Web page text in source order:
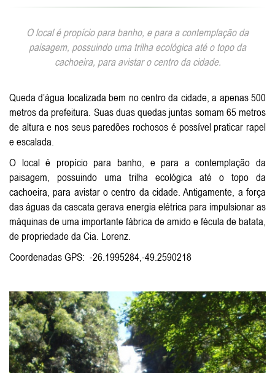
O local é propício para banho, e para a contemplação da
paisagem, possuindo uma trilha ecológica até o topo da
cachoeira, para avistar o centro da cidade.
Queda d’água localizada bem no centro da cidade, a apenas 500
metros da prefeitura. Suas duas quedas juntas somam 65 metros
de altura e nos seus paredões rochosos é possível praticar rapel
e escalada.
O local é propício para banho, e para a contemplação da
paisagem, possuindo uma trilha ecológica até o topo da
cachoeira, para avistar o centro da cidade. Antigamente, a força
das águas da cascata gerava energia elétrica para impulsionar as
máquinas de uma importante fábrica de amido e fécula de batata,
de propriedade da Cia. Lorenz.
Coordenadas GPS: -26.1995284,-49.2590218